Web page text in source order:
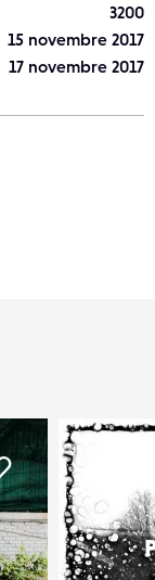
3200
15 novembre 2017
17 novembre 2017
Liker